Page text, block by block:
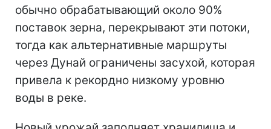
обычно обрабатывающий около 90%
поставок зерна, перекрывают эти потоки,
тогда как альтернативные маршруты
через Дунай ограничены засухой, которая
привела к рекордно низкому уровню
воды в реке.